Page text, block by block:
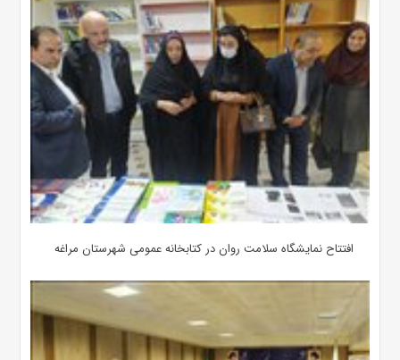
افتتاح نمایشگاه سلامت روان در کتابخانه عمومی شهرستان مراغه